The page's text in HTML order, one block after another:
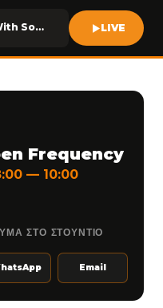
I Wanna Dance With Somebody LIVE
Frequency
— 10:00
ΣΤΟ ΣΤΟΥΝΤΙΟ
Email